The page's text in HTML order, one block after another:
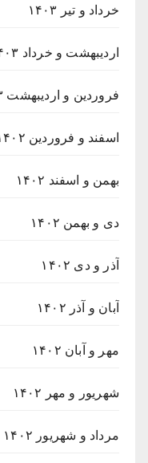
خرداد و تیر ۱۴۰۳
اردیبهشت و خرداد ۱۴۰۳
فروردین و اردیبهشت ۱۴۰۳
اسفند و فروردین ۱۴۰۲
بهمن و اسفند ۱۴۰۲
دی و بهمن ۱۴۰۲
آذر و دی ۱۴۰۲
آبان و آذر ۱۴۰۲
مهر و آبان ۱۴۰۲
شهریور و مهر ۱۴۰۲
مرداد و شهریور ۱۴۰۲